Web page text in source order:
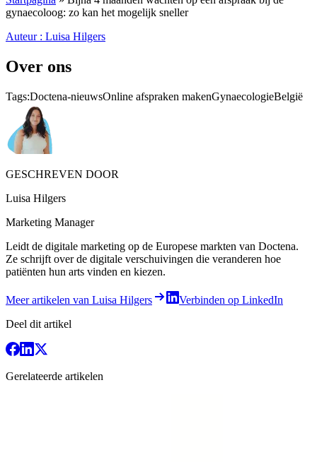
gynaecoloog: zo kan het mogelijk sneller
Auteur : Luisa Hilgers
Over ons
Tags:Doctena-nieuwsOnline afspraken makenGynaecologieBelgië
GESCHREVEN DOOR
Luisa Hilgers
Marketing Manager
Leidt de digitale marketing op de Europese markten van Doctena.
Ze schrijft over de digitale verschuivingen die veranderen hoe
patiënten hun arts vinden en kiezen.
Meer artikelen van Luisa Hilgers
Verbinden op LinkedIn
Deel dit artikel
Gerelateerde artikelen